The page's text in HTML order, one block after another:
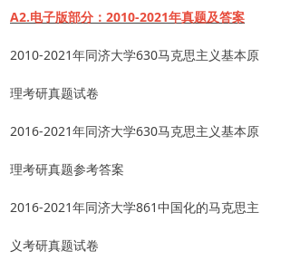
A2.电子版部分：2010-2021年真题及答案
2010-2021年同济大学630马克思主义基本原
理考研真题试卷
2016-2021年同济大学630马克思主义基本原
理考研真题参考答案
2016-2021年同济大学861中国化的马克思主
义考研真题试卷